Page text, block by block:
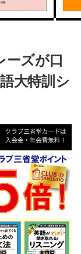
ーズが口
大特訓シ